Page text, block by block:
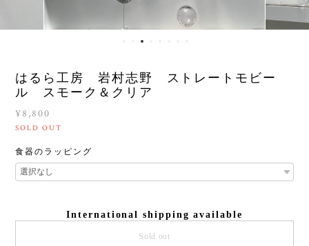
はるら工房 岩村志野 ストレートモビー
ル スモーク＆クリア
¥8,800
SOLD OUT
食器のラッピング
International shipping available
Sold out